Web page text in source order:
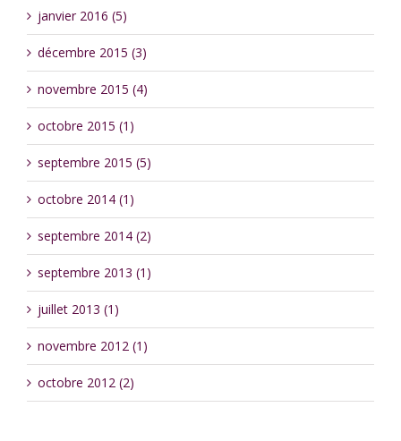
janvier 2016 (5)
décembre 2015 (3)
novembre 2015 (4)
octobre 2015 (1)
septembre 2015 (5)
octobre 2014 (1)
septembre 2014 (2)
septembre 2013 (1)
juillet 2013 (1)
novembre 2012 (1)
octobre 2012 (2)